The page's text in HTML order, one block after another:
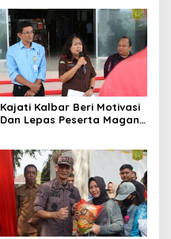
Kajati Kalbar Beri Motivasi
Dan Lepas Peserta Magang